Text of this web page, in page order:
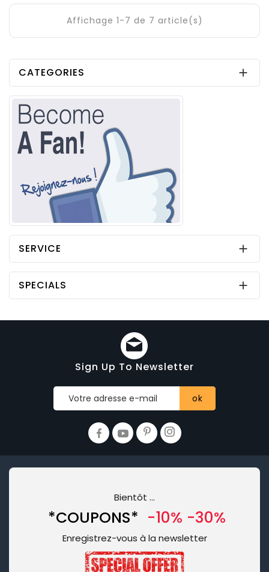
Affichage 1-7 de 7 article(s)
CATEGORIES 
SERVICE 
SPECIALS 
Sign Up To Newsletter
Bientôt …
*COUPONS* -10% -30%
Enregistrez-vous à la newsletter